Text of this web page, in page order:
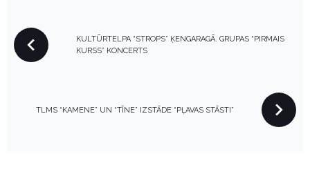
O
S
KULTŪRTELPA “STROPS” ĶENGARAGĀ. GRUPAS “PIRMAIS
KURSS” KONCERTS
TLMS “KAMENE” UN “TĪNE” IZSTĀDE “PĻAVAS STĀSTI”